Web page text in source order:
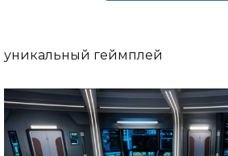
уникальный геймплей